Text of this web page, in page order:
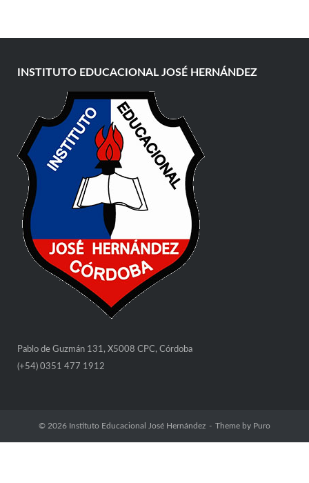
INSTITUTO EDUCACIONAL JOSÉ HERNÁNDEZ
Pablo de Guzmán 131, X5008 CPC, Córdoba
(+54) 0351 477 1912
© 2026 Instituto Educacional José Hernández Theme by Puro